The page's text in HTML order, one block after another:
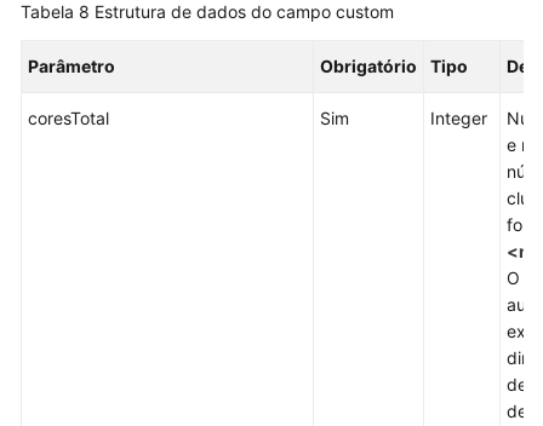
Documents
Tabela 8 Estrutura de dados do campo custom
Parâmetro Obrigatório Tipo
coresTotal Sim Integer
e
O
de